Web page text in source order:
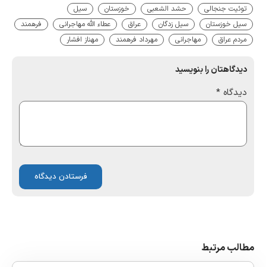
توئیت جنجالی
حشد الشعبی خوزستان
سیل
سیل خوزستان
سیل زدگان عراق عطاء الله مهاجرانی
فرهمند
مردم عراق
مهاجرانی مهرداد فرهمند مهناز افشار
دیدگاهتان را بنویسید
دیدگاه *
مطالب مرتبط